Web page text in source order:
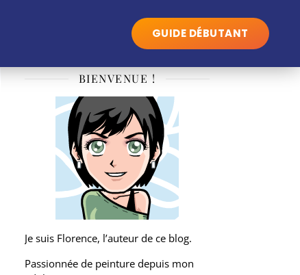
GUIDE DÉBUTANT
BIENVENUE !
Je suis Florence, l’auteur de ce blog.
Passionnée de peinture depuis mon